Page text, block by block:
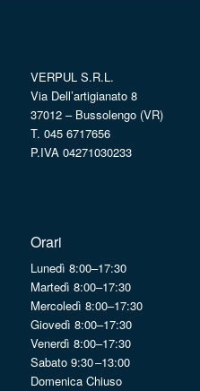
VERPUL S.R.L.
Via Dell’artigianato 8
37012 – Bussolengo (VR)
T. 045 6717656
P.IVA 04271030233
Orari
Lunedì 8:00–17:30
Martedì 8:00–17:30
Mercoledì 8:00–17:30
Giovedì 8:00–17:30
Venerdì 8:00–17:30
Sabato 9:30 –13:00
Domenica Chiuso